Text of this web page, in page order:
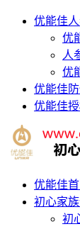
优能佳
优
人
优
优能佳
优能佳
优能佳
初心家
初